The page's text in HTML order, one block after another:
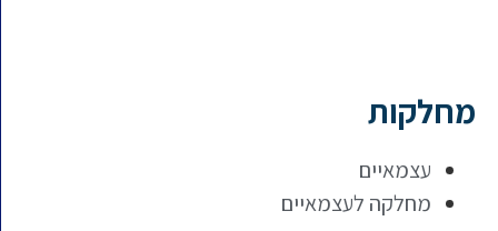
מחלקות
עצמאיים
מחלקה לעצמאיים